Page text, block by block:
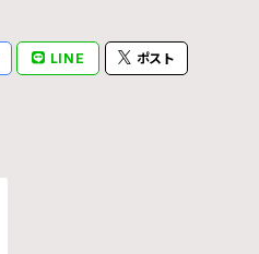
LINE ポスト